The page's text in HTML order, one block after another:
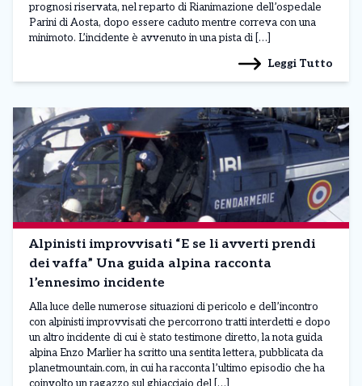
prognosi riservata, nel reparto di Rianimazione dell’ospedale
Parini di Aosta, dopo essere caduto mentre correva con una
minimoto. L’incidente è avvenuto in una pista di […]
Leggi Tutto
Alpinisti improvvisati “E se li avverti prendi
dei vaffa” Una guida alpina racconta
l’ennesimo incidente
Alla luce delle numerose situazioni di pericolo e dell’incontro
con alpinisti improvvisati che percorrono tratti interdetti e dopo
un altro incidente di cui è stato testimone diretto, la nota guida
alpina Enzo Marlier ha scritto una sentita lettera, pubblicata da
planetmountain.com, in cui ha racconta l’ultimo episodio che ha